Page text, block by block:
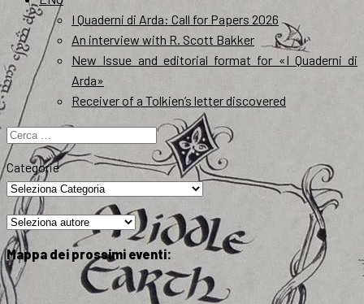
I Quaderni di Arda: Call for Papers 2026
An interview with R. Scott Bakker
New Issue and editorial format for «I Quaderni di
Arda»
Receiver of a Tolkien’s letter discovered
Ricerca
per:
Categorie
Mappa dei prossimi eventi: